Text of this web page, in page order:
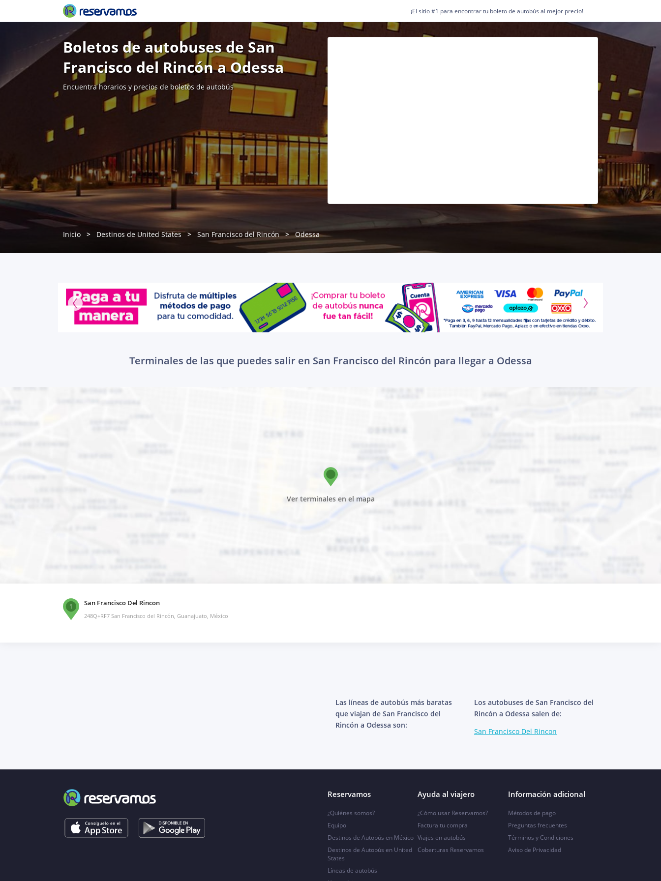
¡El sitio #1 para encontrar tu boleto de autobús al mejor precio!
Boletos de autobuses de San
Francisco del Rincón a Odessa
Encuentra horarios y precios de boletos de autobús
Inicio Destinos de United States San Francisco del Rincón Odessa
Terminales de las que puedes salir en San Francisco del Rincón para llegar a Odessa
Ver terminales en el mapa
1 San Francisco Del Rincon
248Q+RF7 San Francisco del Rincón, Guanajuato, México
Las líneas de autobús más baratas
que viajan de San Francisco del
Rincón a Odessa son:
Los autobuses de San Francisco del
Rincón a Odessa salen de:
San Francisco Del Rincon
Reservamos
¿Quiénes somos?
Equipo
Destinos de Autobús en México
Destinos de Autobús en United
States
Líneas de autobús
Ayuda al viajero
¿Cómo usar Reservamos?
Factura tu compra
Viajes en autobús
Coberturas Reservamos
Información adicional
Métodos de pago
Preguntas frecuentes
Términos y Condiciones
Aviso de Privacidad